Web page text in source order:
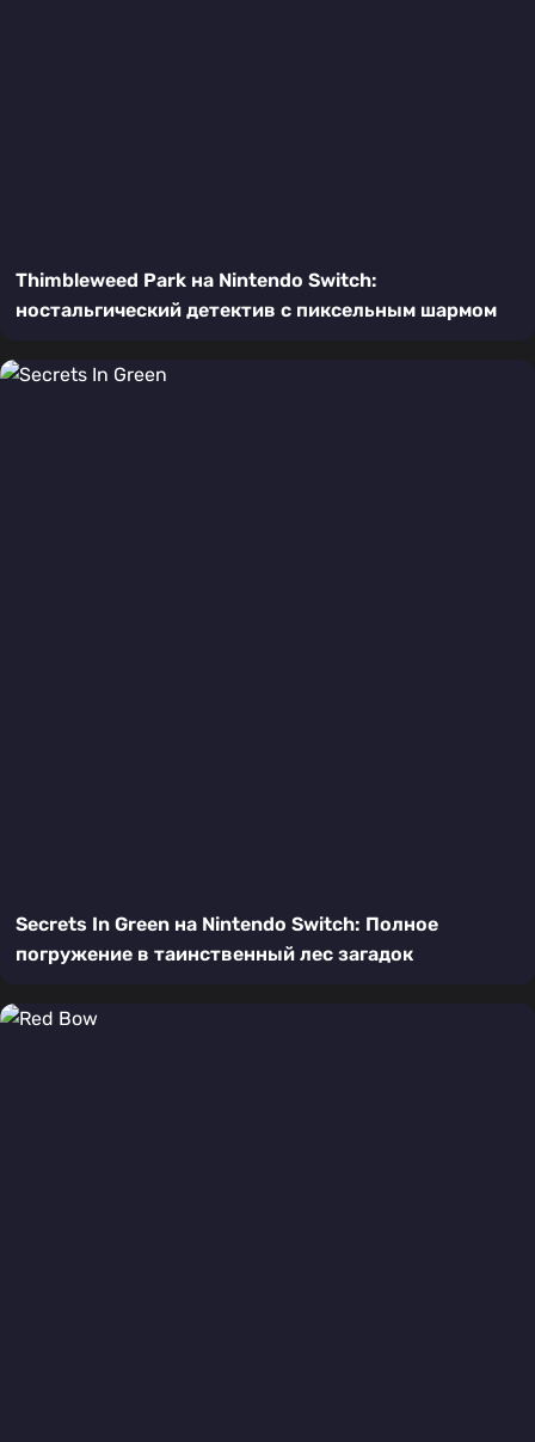
Thimbleweed Park на Nintendo Switch:
ностальгический детектив с пиксельным шармом
Secrets In Green на Nintendo Switch: Полное
погружение в таинственный лес загадок